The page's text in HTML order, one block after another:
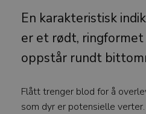
En karakteristisk
er et rødt,
oppstår rundt
Flått trenger blod for å
som dyr er potensielle